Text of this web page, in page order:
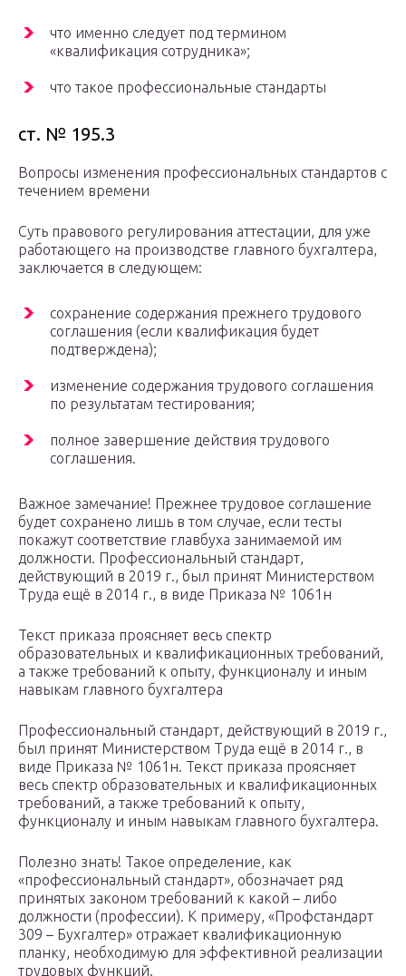
что именно следует под термином
«квалификация сотрудника»;
что такое профессиональные стандарты
ст. № 195.3
Вопросы изменения профессиональных стандартов с
течением времени
Суть правового регулирования аттестации, для уже
работающего на производстве главного бухгалтера,
заключается в следующем:
сохранение содержания прежнего трудового
соглашения (если квалификация будет
подтверждена);
изменение содержания трудового соглашения
по результатам тестирования;
полное завершение действия трудового
соглашения.
Важное замечание! Прежнее трудовое соглашение
будет сохранено лишь в том случае, если тесты
покажут соответствие главбуха занимаемой им
должности. Профессиональный стандарт,
действующий в 2019 г., был принят Министерством
Труда ещё в 2014 г., в виде Приказа № 1061н
Текст приказа проясняет весь спектр
образовательных и квалификационных требований,
а также требований к опыту, функционалу и иным
навыкам главного бухгалтера
Профессиональный стандарт, действующий в 2019 г.,
был принят Министерством Труда ещё в 2014 г., в
виде Приказа № 1061н. Текст приказа проясняет
весь спектр образовательных и квалификационных
требований, а также требований к опыту,
функционалу и иным навыкам главного бухгалтера.
Полезно знать! Такое определение, как
«профессиональный стандарт», обозначает ряд
принятых законом требований к какой – либо
должности (профессии). К примеру, «Профстандарт
309 – Бухгалтер» отражает квалификационную
планку, необходимую для эффективной реализации
трудовых функций.